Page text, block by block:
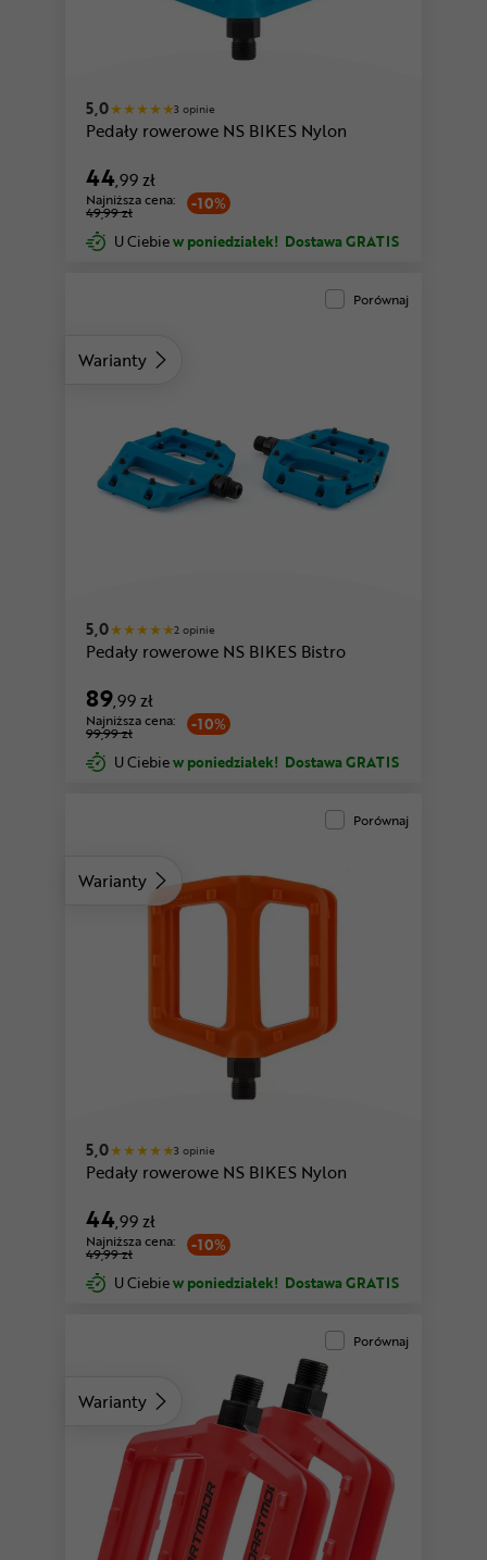
5,0 3 opinie
Pedały rowerowe NS BIKES Nylon
44,99 zł
-10%
Najniższa cena:
49,99 zł
U Ciebiew poniedziałek! Dostawa GRATIS
Warianty
Porównaj
5,0 2 opinie
Pedały rowerowe NS BIKES Bistro
89,99 zł
-10%
Najniższa cena:
99,99 zł
U Ciebiew poniedziałek! Dostawa GRATIS
Warianty
Porównaj
5,0 3 opinie
Pedały rowerowe NS BIKES Nylon
44,99 zł
-10%
Najniższa cena:
49,99 zł
U Ciebiew poniedziałek! Dostawa GRATIS
Warianty
Porównaj